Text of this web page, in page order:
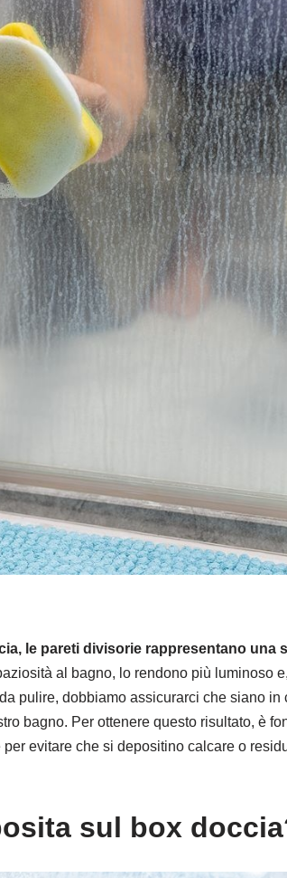
le pareti divisorie rappresentano una
al bagno, lo rendono più luminoso
pulire, dobbiamo assicurarci che siano
bagno. Per ottenere questo risultato, è
evitare che si depositino calcare o
sul box